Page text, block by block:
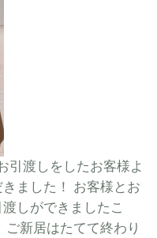
引渡しをしたお客様よ
ました！ お客様とお
しができましたこ
新居はたてて終わり